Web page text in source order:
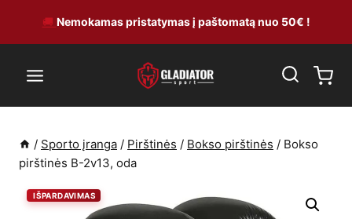
to
content
🚚 Nemokamas pristatymas į paštomatą nuo 50€ !
/ Sporto įranga / Pirštinės / Bokso pirštinės / Bokso
pirštinės B-2v13, oda